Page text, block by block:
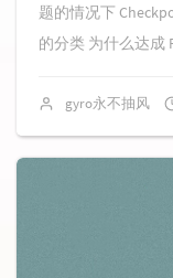
题的情况下
的分类 为什么达成
gyro永不抽风